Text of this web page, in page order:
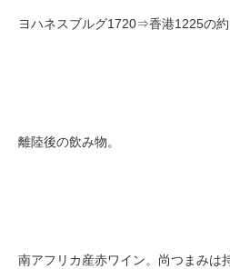
ヨハネスブルグ1720⇒香港1225の約
離陸後の飲み物。
南アフリカ産赤ワイン。尚つまみは